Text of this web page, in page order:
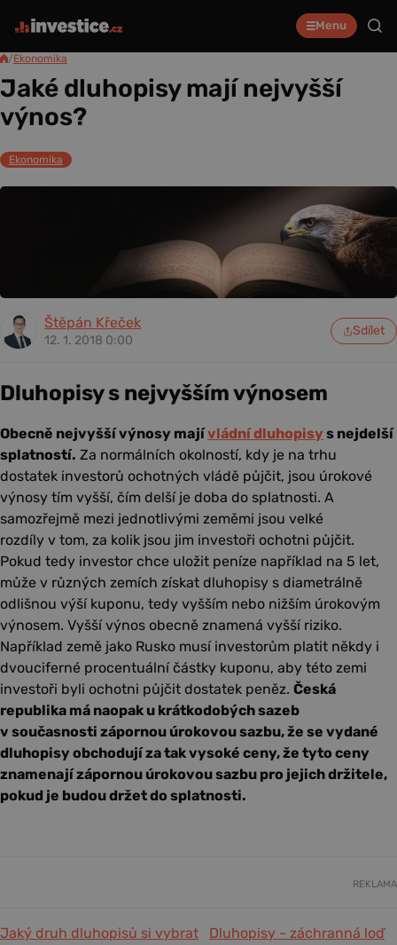
Menu
/Ekonomika
Jaké dluhopisy mají nejvyšší
výnos?
Ekonomika
Štěpán Křeček
12. 1. 2018 0:00
Sdílet
Dluhopisy s nejvyšším výnosem
Obecně nejvyšší výnosy majívládní dluhopisy s nejdelší
splatností. Za normálních okolností, kdy je na trhu
dostatek investorů ochotných vládě půjčit, jsou úrokové
výnosy tím vyšší, čím delší je doba do splatnosti. A
samozřejmě mezi jednotlivými zeměmi jsou velké
rozdíly v tom, za kolik jsou jim investoři ochotni půjčit.
Pokud tedy investor chce uložit peníze například na 5 let,
může v různých zemích získat dluhopisy s diametrálně
odlišnou výší kuponu, tedy vyšším nebo nižším úrokovým
výnosem. Vyšší výnos obecně znamená vyšší riziko.
Například země jako Rusko musí investorům platit někdy i
dvouciferné procentuální částky kuponu, aby této zemi
investoři byli ochotni půjčit dostatek peněz. Česká
republika má naopak u krátkodobých sazeb
v současnosti zápornou úrokovou sazbu, že se vydané
dluhopisy obchodují za tak vysoké ceny, že tyto ceny
znamenají zápornou úrokovou sazbu pro jejich držitele,
pokud je budou držet do splatnosti.
REKLAMA
Jaký druh dluhopisů si vybrat
Dluhopisy - záchranná loď